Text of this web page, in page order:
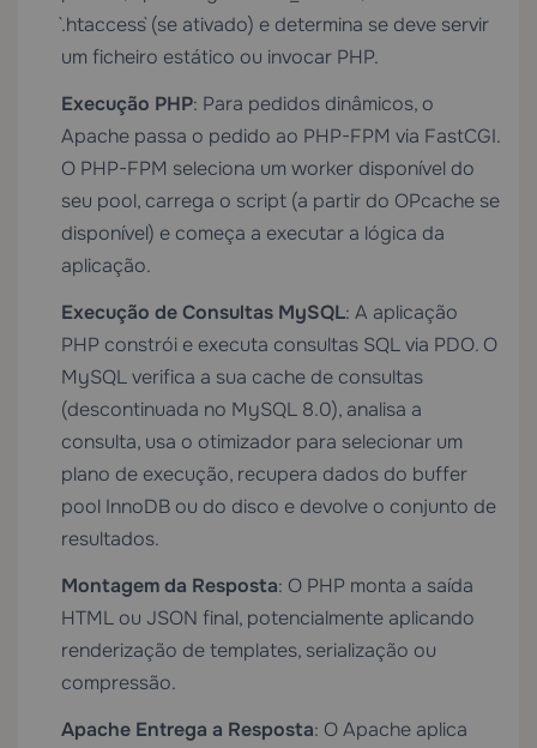
`.htaccess` (se ativado) e determina se deve servir
um ficheiro estático ou invocar PHP.
Execução PHP: Para pedidos dinâmicos, o
Apache passa o pedido ao PHP-FPM via FastCGI.
O PHP-FPM seleciona um worker disponível do
seu pool, carrega o script (a partir do OPcache se
disponível) e começa a executar a lógica da
aplicação.
Execução de Consultas MySQL: A aplicação
PHP constrói e executa consultas SQL via PDO. O
MySQL verifica a sua cache de consultas
(descontinuada no MySQL 8.0), analisa a
consulta, usa o otimizador para selecionar um
plano de execução, recupera dados do buffer
pool InnoDB ou do disco e devolve o conjunto de
resultados.
Montagem da Resposta: O PHP monta a saída
HTML ou JSON final, potencialmente aplicando
renderização de templates, serialização ou
compressão.
Apache Entrega a Resposta: O Apache aplica